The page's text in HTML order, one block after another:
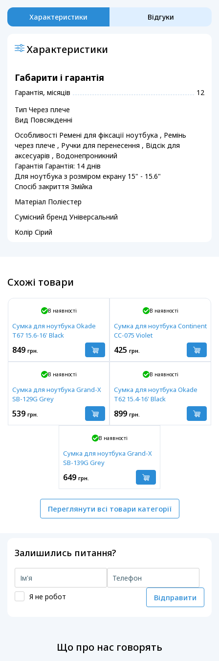
Характеристики Відгуки
Характеристики
Габарити і гарантія
Гарантія, місяців
12
Тип Через плече
Вид Повсякденні
Особливості Ремені для фіксації ноутбука , Ремінь
через плече , Ручки для перенесення , Відсік для
аксесуарів , Водонепроникний
Гарантія Гарантія: 14 днів
Для ноутбука з розміром екрану 15" - 15.6"
Спосіб закриття Змійка
Матеріал Поліестер
Сумісний бренд Універсальний
Колір Сірий
Схожі товари
В наявності
Сумка для ноутбука Okade
T67 15.6-16' Black
849 грн.
В наявності
Сумка для ноутбука Continent
CC-075 Violet
425 грн.
В наявності
Сумка для ноутбука Grand-X
SB-129G Grey
539 грн.
В наявності
Сумка для ноутбука Okade
T62 15.4-16' Black
899 грн.
В наявності
Сумка для ноутбука Grand-X
SB-139G Grey
649 грн.
Переглянути всі товари категорії
Залишились питання?
Я не робот Відправити
Що про нас говорять